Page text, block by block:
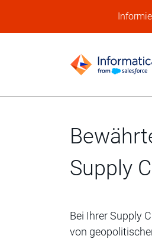
Supply
Bei Ihrer Supply
von